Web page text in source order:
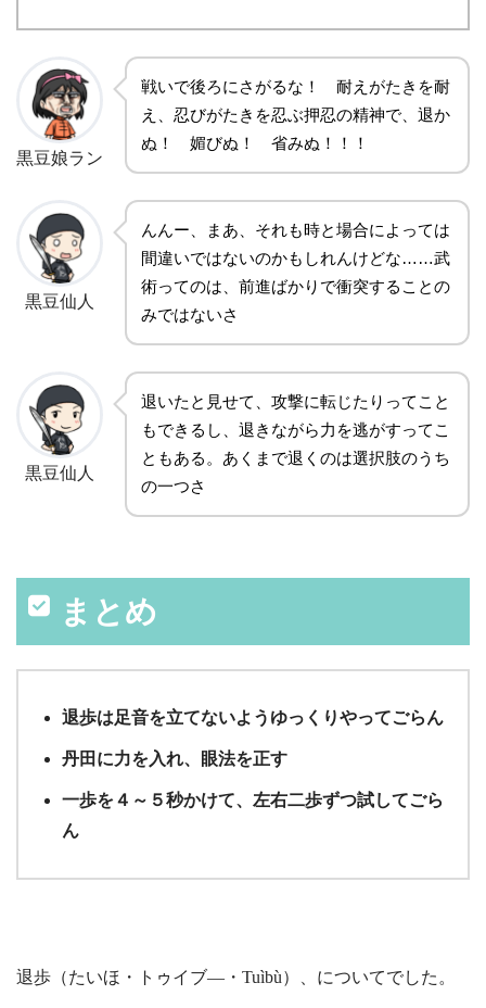
黒豆娘ラン
戦いで後ろにさがるな！ 耐えがたきを耐
え、忍びがたきを忍ぶ押忍の精神で、退か
ぬ！ 媚びぬ！ 省みぬ！！！
黒豆仙人
んんー、まあ、それも時と場合によっては
間違いではないのかもしれんけどな……武
術ってのは、前進ばかりで衝突することの
みではないさ
黒豆仙人
退いたと見せて、攻撃に転じたりってこと
もできるし、退きながら力を逃がすってこ
ともある。あくまで退くのは選択肢のうち
の一つさ
まとめ
退歩は足音を立てないようゆっくりやってごらん
丹田に力を入れ、眼法を正す
一歩を４～５秒かけて、左右二歩ずつ試してごら
ん
退歩（たいほ・トゥイブ―・Tuìbù）、についてでした。